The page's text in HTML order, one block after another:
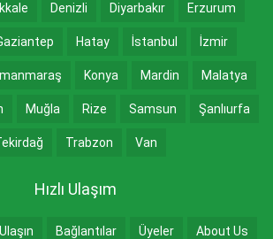
Denizli Diyarbakır Erzurum
Hatay İstanbul İzmir
Konya Mardin Malatya
Muğla Rize Samsun Şanlıurfa
Trabzon Van
Hızlı Ulaşım
Bağlantılar Üyeler About Us